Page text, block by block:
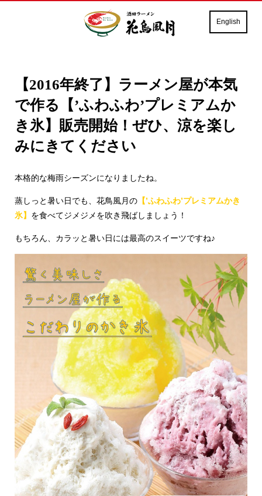
English
【2016年終了】ラーメン屋が本気
で作る【’ふわふわ’プレミアムか
き氷】販売開始！ぜひ、涼を楽し
みにきてください
本格的な梅雨シーズンになりましたね。
蒸しっと暑い日でも、花鳥風月の 【’ふわふわ’プレミアムかき
氷】 を食べてジメジメを吹き飛ばしましょう！
もちろん、カラッと暑い日には最高のスイーツですね♪